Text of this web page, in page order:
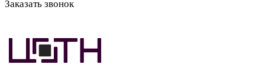
Заказать звонок